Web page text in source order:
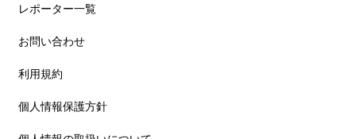
レポーター一覧
お問い合わせ
利用規約
個人情報保護方針